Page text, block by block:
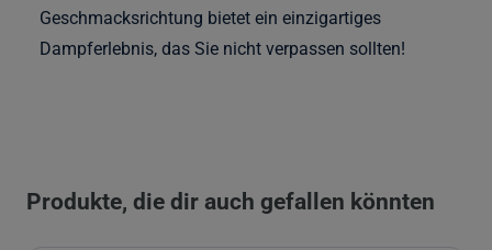
Geschmacksrichtung bietet ein einzigartiges
Dampferlebnis, das Sie nicht verpassen sollten!
Produkte, die dir auch gefallen könnten